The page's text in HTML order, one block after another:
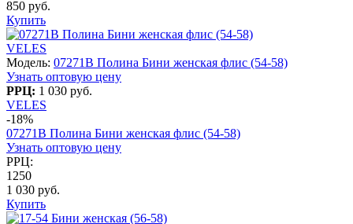
850 руб.
Купить
VELES
Модель: 07271B Полина Бини женская флис (54-58)
Узнать оптовую цену
РРЦ: 1 030 руб.
VELES
-18%
07271B Полина Бини женская флис (54-58)
Узнать оптовую цену
РРЦ:
1250
1 030 руб.
Купить